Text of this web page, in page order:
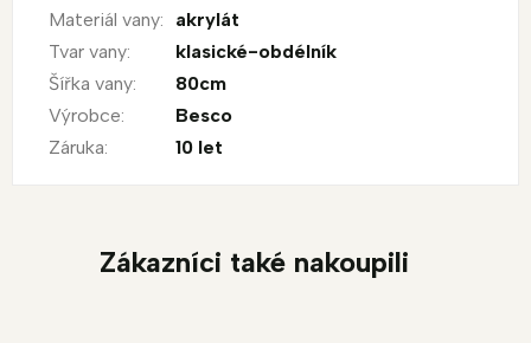
Materiál vany:
akrylát
Tvar vany:
klasické-obdélník
Šířka vany:
80cm
Výrobce:
Besco
Záruka: 10 let
Zákazníci také nakoupili